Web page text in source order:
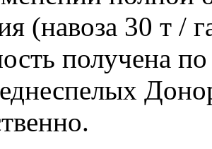
(навоза 30 т /
получена